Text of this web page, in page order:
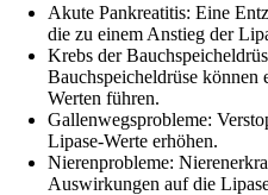
Akute Pankreatitis: Eine
die zu einem Anstieg der
Krebs der
Bauchspeicheldrüse können
Werten führen.
Gallenwegsprobleme:
Lipase-Werte erhöhen.
Nierenprobleme:
Auswirkungen auf die